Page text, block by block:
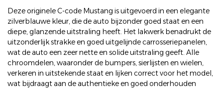
Deze originele C-code Mustang is uitgevoerd in een elegante
zilverblauwe kleur, die de auto bijzonder goed staat en een
diepe, glanzende uitstraling heeft. Het lakwerk benadrukt de
uitzonderlijk strakke en goed uitgelijnde carrosseriepanelen,
wat de auto een zeer nette en solide uitstraling geeft. Alle
chroomdelen, waaronder de bumpers, sierlijsten en wielen,
verkeren in uitstekende staat en lijken correct voor het model,
wat bijdraagt aan de authentieke en goed onderhouden